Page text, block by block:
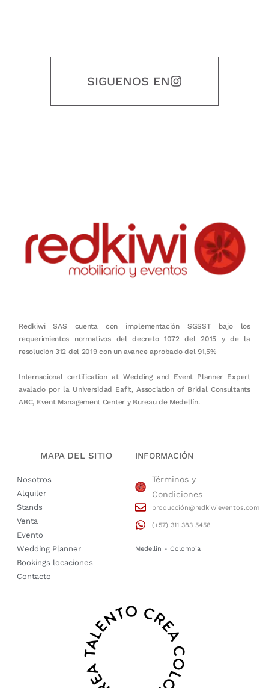
SIGUENOS EN
Redkiwi SAS cuenta con implementación SGSST bajo los
requerimientos normativos del decreto 1072 del 2015 y de la
resolución 312 del 2019 con un avance aprobado del 91,5%
Internacional certification at Wedding and Event Planner Expert
avalado por la Universidad Eafit, Association of Bridal Consultants
ABC, Event Management Center y Bureau de Medellín.
MAPA DEL SITIO
Nosotros
Alquiler
Stands
Venta
Evento
Wedding Planner
Bookings locaciones
Contacto
INFORMACIÓN
Términos y
Condiciones
producción@redkiwieventos.com
(+57) 311 383 5458
Medellin - Colombia